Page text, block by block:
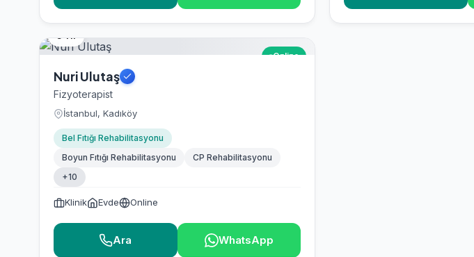
Online
Nuri Ulutaş
Fizyoterapist
İstanbul, Kadıköy
Bel Fıtığı Rehabilitasyonu
Boyun Fıtığı Rehabilitasyonu
CP Rehabilitasyonu
+10
Klinik Evde Online
Ara WhatsApp